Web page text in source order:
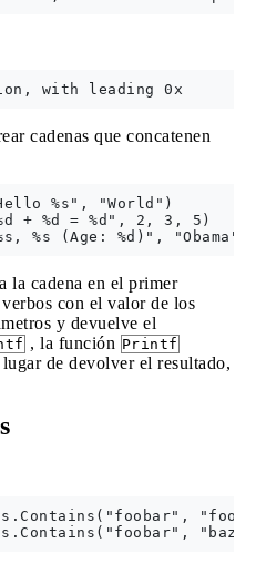
cadenas que concatenen
%s", "World")
+ %d = %d", 2, 3, 5)
la cadena en el primer
con el valor de los
y devuelve el
, la función Printf
de devolver el resultado,